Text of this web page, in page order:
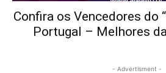
Confira os Vencedores do
Portugal – Melhores
- Advertisment -